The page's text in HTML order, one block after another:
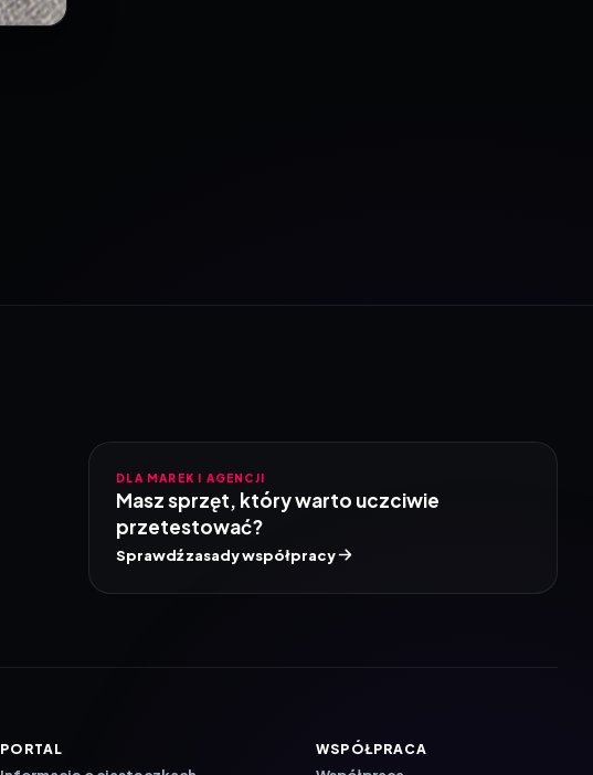
DLA MAREK I AGENCJI
Masz sprzęt, który warto uczciwie
przetestować?
Sprawdź zasady współpracy
PORTAL WSPÓŁPRACA